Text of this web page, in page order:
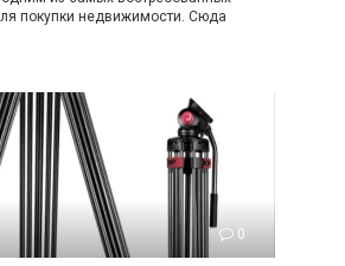
покупки недвижимости. Сюда
0